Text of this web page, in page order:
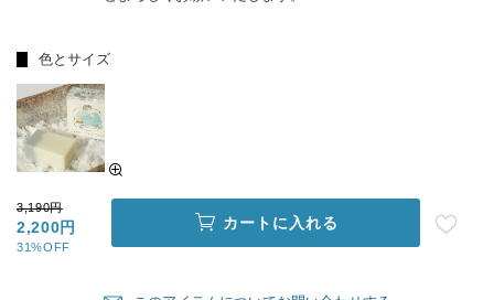
色とサイズ
3,190円
2,200円
31%OFF
カートに入れる